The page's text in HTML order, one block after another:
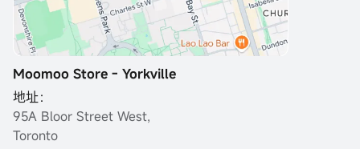
Moomoo Store - Yorkville
地址：
95A Bloor Street West,
Toronto